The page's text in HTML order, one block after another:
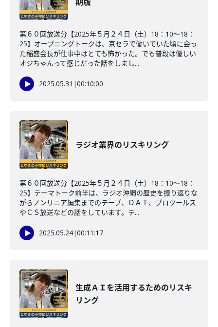
第６０回放送分【2025年５月２４日（土）18：10～18：
25】オープニングトークは、京セラで働いていた頃に会っ
た稲盛会長が仕事中はとても怖かった。でも普段は優しい
オジちゃんって感じだった話をしまし...
2025.05.31 |00:10:00
ラジオ業界のリスキリング
第６０回放送分【2025年５月２４日（土）18：10～18：
25】テーマトーク前半は、ラジオ沖縄の歴史を振り返りな
がらノンリニア編集までのテープ、ＤＡＴ、プロツールス
やＣＳ放送などの話をしています。テ...
2025.05.24|00:11:17
生成ＡＩを活用するためのリスキ
リング